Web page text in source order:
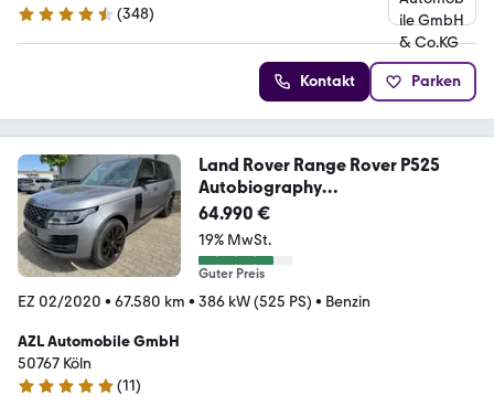
4.4 Sterne
(348)
Kontakt Parken
Land Rover Range Rover P525
Autobiography
"VOLL""MASSAGE"
64.990 €
19% MwSt.
Guter Preis
EZ 02/2020 • 67.580 km • 386 kW (525 PS) • Benzin
AZL Automobile GmbH
50767 Köln
5 Sterne
(11)